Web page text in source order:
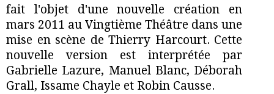
fait l'objet d'une nouvelle création en
mars 2011 au Vingtième Théâtre dans une
mise en scène de Thierry Harcourt. Cette
nouvelle version est interprétée par
Gabrielle Lazure, Manuel Blanc, Déborah
Grall, Issame Chayle et Robin Causse.